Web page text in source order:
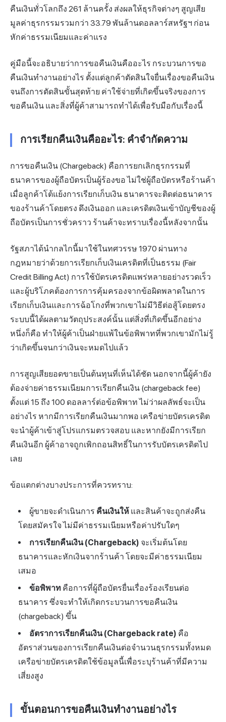
คืนเงินทั่วโลกถึง 261 ล้านครั้ง ส่งผลให้ธุรกิจต่างๆ สูญเสีย
มูลค่าธุรกรรมรวมกว่า 33.79 พันล้านดอลลาร์สหรัฐฯ ก่อน
หักค่าธรรมเนียมและค่าแรง
คู่มือนี้จะอธิบายว่าการขอคืนเงินคืออะไร กระบวนการขอ
คืนเงินทำงานอย่างไร ตั้งแต่ลูกค้าตัดสินใจยื่นเรื่องขอคืนเงิน
จนถึงการตัดสินขั้นสุดท้าย ค่าใช้จ่ายที่เกิดขึ้นจริงของการ
ขอคืนเงิน และสิ่งที่ผู้ค้าสามารถทำได้เพื่อรับมือกับเรื่องนี้
การเรียกคืนเงินคืออะไร: คำจำกัดความ
การขอคืนเงิน (Chargeback) คือการยกเลิกธุรกรรมที่
ธนาคารของผู้ถือบัตรเป็นผู้ร้องขอ ไม่ใช่ผู้ถือบัตรหรือร้านค้า
เมื่อลูกค้าโต้แย้งการเรียกเก็บเงิน ธนาคารจะติดต่อธนาคาร
ของร้านค้าโดยตรง ดึงเงินออก และเครดิตเงินเข้าบัญชีของผู้
ถือบัตรเป็นการชั่วคราว ร้านค้าจะทราบเรื่องนี้หลังจากนั้น
รัฐสภาได้นำกลไกนี้มาใช้ในทศวรรษ 1970 ผ่านทาง
กฎหมายว่าด้วยการเรียกเก็บเงินเครดิตที่เป็นธรรม (Fair
Credit Billing Act) การใช้บัตรเครดิตแพร่หลายอย่างรวดเร็ว
และผู้บริโภคต้องการการคุ้มครองจากข้อผิดพลาดในการ
เรียกเก็บเงินและการฉ้อโกงที่พวกเขาไม่มีวิธีต่อสู้โดยตรง
ระบบนี้ได้ผลตามวัตถุประสงค์นั้น แต่สิ่งที่เกิดขึ้นอีกอย่าง
หนึ่งก็คือ ทำให้ผู้ค้าเป็นฝ่ายแพ้ในข้อพิพาทที่พวกเขามักไม่รู้
ว่าเกิดขึ้นจนกว่าเงินจะหมดไปแล้ว
การสูญเสียยอดขายเป็นต้นทุนที่เห็นได้ชัด นอกจากนี้ผู้ค้ายัง
ต้องจ่ายค่าธรรมเนียมการเรียกคืนเงิน (chargeback fee)
ตั้งแต่ 15 ถึง 100 ดอลลาร์ต่อข้อพิพาท ไม่ว่าผลลัพธ์จะเป็น
อย่างไร หากมีการเรียกคืนเงินมากพอ เครือข่ายบัตรเครดิต
จะนำผู้ค้าเข้าสู่โปรแกรมตรวจสอบ และหากยังมีการเรียก
คืนเงินอีก ผู้ค้าอาจถูกเพิกถอนสิทธิ์ในการรับบัตรเครดิตไป
เลย
ข้อแตกต่างบางประการที่ควรทราบ:
ผู้ขายจะดำเนินการ คืนเงินให้ และสินค้าจะถูกส่งคืน
โดยสมัครใจ ไม่มีค่าธรรมเนียมหรือค่าปรับใดๆ
การเรียกคืนเงิน (Chargeback) จะเริ่มต้นโดย
ธนาคารและหักเงินจากร้านค้า โดยจะมีค่าธรรมเนียม
เสมอ
ข้อพิพาท คือการที่ผู้ถือบัตรยื่นเรื่องร้องเรียนต่อ
ธนาคาร ซึ่งจะทำให้เกิดกระบวนการขอคืนเงิน
(chargeback) ขึ้น
อัตราการเรียกคืนเงิน (Chargeback rate) คือ
อัตราส่วนของการเรียกคืนเงินต่อจำนวนธุรกรรมทั้งหมด
เครือข่ายบัตรเครดิตใช้ข้อมูลนี้เพื่อระบุร้านค้าที่มีความ
เสี่ยงสูง
ขั้นตอนการขอคืนเงินทำงานอย่างไร